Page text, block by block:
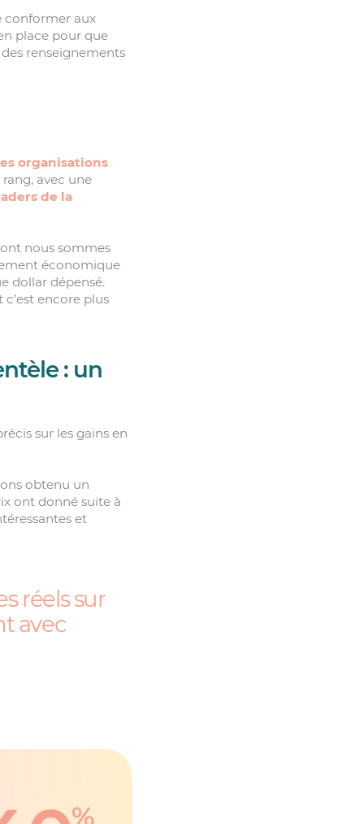
conformer aux
place pour que
renseignements
organisations
avec une
de la
nous sommes
économique
dollar dépensé.
encore plus
: un
sur les gains en
obtenu un
ont donné suite à
et
réels sur
avec